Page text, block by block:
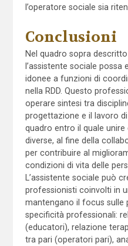
l’operatore sociale sia
Conclusioni
Nel quadro sopra
l’assistente sociale
idonee a funzioni di
nella RDD. Questo
operare sintesi tra
progettazione e il lavoro
quadro entro il quale
diverse, al fine della
per contribuire al
condizioni di vita delle
L’assistente sociale può
professionisti coinvolti in
mantengano il focus sulle
specificità professionali:
(educatori), relazione
tra pari (operatori pari),